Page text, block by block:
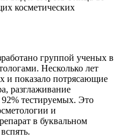
косметических
группой ученых в
Несколько лет
и показало потрясающие
разглаживание
тестируемых. Это
и
в буквальном